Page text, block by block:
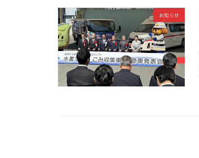
お知らせ